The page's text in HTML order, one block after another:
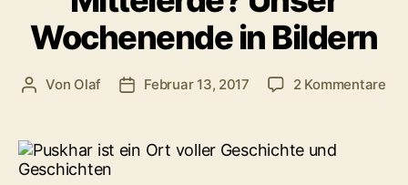
Wochenende in Bildern
Beitragsautor
Von Olaf Veröffentlichungsdatum
Februar 13, 2017 2 Kommentarezu